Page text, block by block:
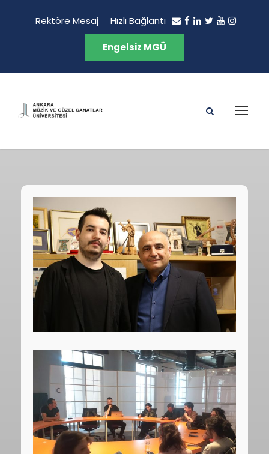
Rektöre Mesaj Hızlı Bağlantı
Engelsiz MGÜ